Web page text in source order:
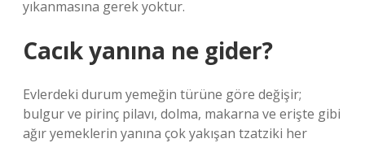
yıkanmasına gerek yoktur.
Cacık yanına ne gider?
Evlerdeki durum yemeğin türüne göre değişir;
bulgur ve pirinç pilavı, dolma, makarna ve erişte gibi
ağır yemeklerin yanına çok yakışan tzatziki her